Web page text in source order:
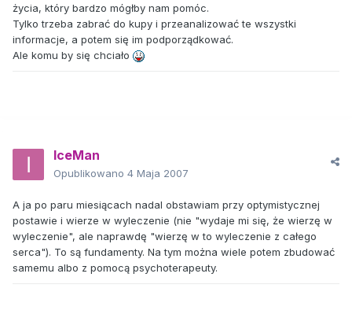
życia, który bardzo mógłby nam pomóc.
Tylko trzeba zabrać do kupy i przeanalizować te wszystki
informacje, a potem się im podporządkować.
Ale komu by się chciało
IceMan
Opublikowano 4 Maja 2007
A ja po paru miesiącach nadal obstawiam przy optymistycznej
postawie i wierze w wyleczenie (nie "wydaje mi się, że wierzę w
wyleczenie", ale naprawdę "wierzę w to wyleczenie z całego
serca"). To są fundamenty. Na tym można wiele potem zbudować
samemu albo z pomocą psychoterapeuty.